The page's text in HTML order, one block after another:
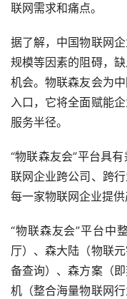
联网需求和痛点。
据了解，中国物联网
规模等因素的阻碍，
机会。物联森友会为
入口，它将全面赋能
服务半径。
“物联森友会”平台具
联网企业跨公司、跨
每一家物联网企业提供
“物联森友会”平台中
厅）、森大陆（物联
备查询）、森方案（
机（整合海量物联网